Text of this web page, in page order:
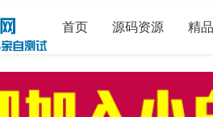
首页 源码资源 精